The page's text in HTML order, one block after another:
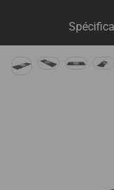
PLATE-FORME B2B
ACHETER EN LIGNE